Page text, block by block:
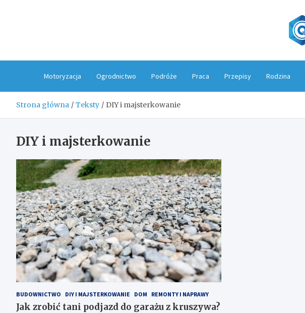
Motoryzacja Ogrodnictwo Podróże Praca Przepisy Rodzina
Strona główna Teksty DIY i majsterkowanie
DIY i majsterkowanie
BUDOWNICTWO DIY I MAJSTERKOWANIE DOM REMONTY I NAPRAWY
Jak zrobić tani podjazd do garażu z kruszywa?